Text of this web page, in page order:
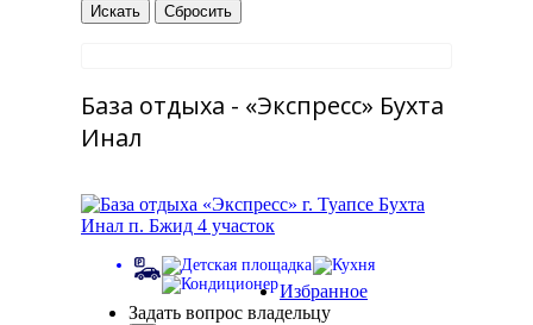
База отдыха - «Экспресс» Бухта
Инал
Избранное
Задать вопрос владельцу